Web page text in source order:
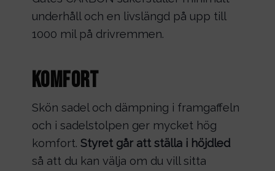
underhåll och en livslängd på upp till
1000 mil på drivremmen.
Komfort
Skön sadel och dämpning i framgaffeln
och i sadelstolpen ger mycket hög
komfort. Styret går att ställa i höjdled
så att du kan välja om du vill sitta